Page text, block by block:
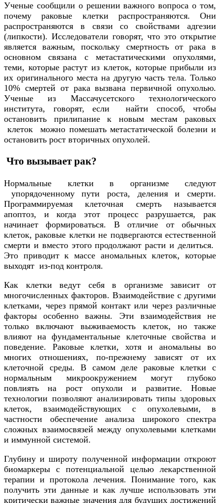
Ученые сообщили о решении важного вопроса о том,
почему раковые клетки распространяются. Они
распространяются в связи со свойствами адгезии
(липкости). Исследователи говорят, что это открытие
является важным, поскольку смертность от рака в
основном связана с метастатическими опухолями,
теми, которые растут из клеток, которые прибыли из
их оригинального места на другую часть тела. Только
10% смертей от рака вызвана первичной опухолью.
Ученые из Массачусетского технологического
института, говорят, если найти способ, чтобы
остановить прилипание к новым местам раковых
клеток можно помешать метастатической болезни и
остановить рост вторичных опухолей.
Что вызывает рак?
Нормальные клетки в организме следуют
упорядоченному пути роста, деления и смерти.
Программируемая клеточная смерть называется
апоптоз, и когда этот процесс разрушается, рак
начинает формироваться. В отличие от обычных
клеток, раковые клетки не подвергаются естественной
смерти и вместо этого продолжают расти и делиться.
Это приводит к массе аномальных клеток, которые
выходят из-под контроля.
Как клетки ведут себя в организме зависит от
многочисленных факторов. Взаимодействие с другими
клетками, через прямой контакт или через различные
факторы особенно важны. Эти взаимодействия не
только включают выживаемость клеток, но также
влияют на фундаментальные клеточные свойства и
поведение. Раковые клетки, хотя и аномальны во
многих отношениях, по-прежнему зависят от их
клеточной среды. В самом деле раковые клетки с
нормальным микроокружением могут глубоко
повлиять на рост опухоли и развитие. Новые
технологии позволяют анализировать типы здоровых
клеток, взаимодействующих с опухолевыми, в
частности обеспечение анализа широкого спектра
сложных взаимосвязей между опухолевыми клетками
и иммунной системой.
Глубину и широту полученной информации откроют
биомаркеры с потенциальной целью лекарственной
терапии и протокола лечения. Понимание того, как
получить эти данные и как лучше использовать эти
критически важные значения для будущих достижений